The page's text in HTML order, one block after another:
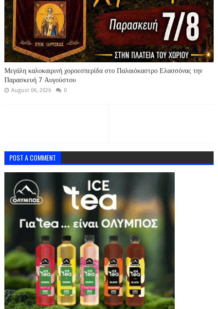
Μεγάλη καλοκαιρινή χοροεσπερίδα στο Παλαιόκαστρο Ελασσόνας την
Παρασκευή 7 Αυγούστου
August 06, 2026 0
POST A COMMENT